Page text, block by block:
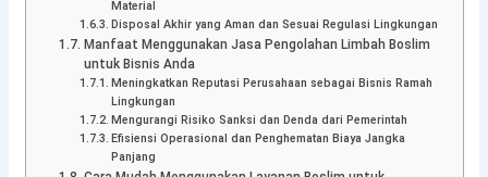
Material
Disposal Akhir yang Aman dan Sesuai Regulasi Lingkungan
Manfaat Menggunakan Jasa Pengolahan Limbah Boslim
untuk Bisnis Anda
Meningkatkan Reputasi Perusahaan sebagai Bisnis Ramah
Lingkungan
Mengurangi Risiko Sanksi dan Denda dari Pemerintah
Efisiensi Operasional dan Penghematan Biaya Jangka
Panjang